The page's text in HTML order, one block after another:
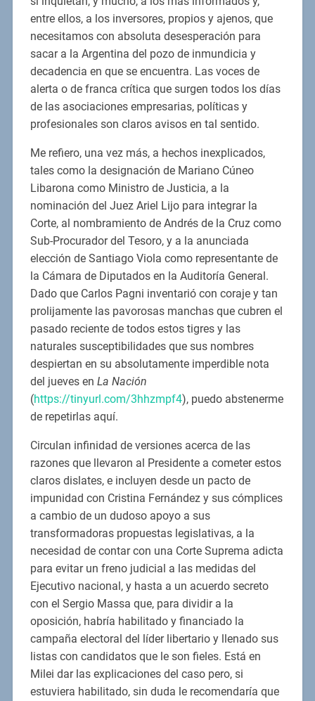
entre ellos, a los inversores, propios y ajenos, que
necesitamos con absoluta desesperación para
sacar a la Argentina del pozo de inmundicia y
decadencia en que se encuentra. Las voces de
alerta o de franca crítica que surgen todos los días
de las asociaciones empresarias, políticas y
profesionales son claros avisos en tal sentido.
Me refiero, una vez más, a hechos inexplicados,
tales como la designación de Mariano Cúneo
Libarona como Ministro de Justicia, a la
nominación del Juez Ariel Lijo para integrar la
Corte, al nombramiento de Andrés de la Cruz como
Sub-Procurador del Tesoro, y a la anunciada
elección de Santiago Viola como representante de
la Cámara de Diputados en la Auditoría General.
Dado que Carlos Pagni inventarió con coraje y tan
prolijamente las pavorosas manchas que cubren el
pasado reciente de todos estos tigres y las
naturales susceptibilidades que sus nombres
despiertan en su absolutamente imperdible nota
del jueves en La Nación
(https://tinyurl.com/3hhzmpf4), puedo abstenerme
de repetirlas aquí.
Circulan infinidad de versiones acerca de las
razones que llevaron al Presidente a cometer estos
claros dislates, e incluyen desde un pacto de
impunidad con Cristina Fernández y sus cómplices
a cambio de un dudoso apoyo a sus
transformadoras propuestas legislativas, a la
necesidad de contar con una Corte Suprema adicta
para evitar un freno judicial a las medidas del
Ejecutivo nacional, y hasta a un acuerdo secreto
con el Sergio Massa que, para dividir a la
oposición, habría habilitado y financiado la
campaña electoral del líder libertario y llenado sus
listas con candidatos que le son fieles. Está en
Milei dar las explicaciones del caso pero, si
estuviera habilitado, sin duda le recomendaría que